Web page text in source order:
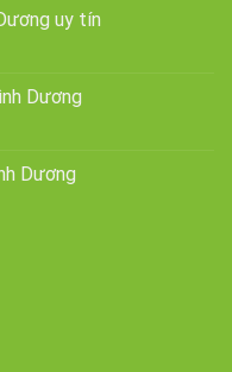
uy tín
Dương
Dương